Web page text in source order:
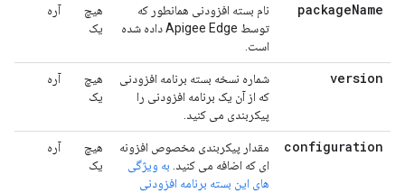
packageName
نام بسته افزودنی همانطور که
توسط Apigee Edge داده شده
است.
هیچ
یک
آره
version
شماره نسخه بسته برنامه افزودنی
که از آن یک برنامه افزودنی را
پیکربندی می کنید.
هیچ
یک
آره
configuration
مقدار پیکربندی مخصوص افزونه
ای که اضافه می کنید. به ویژگی
های این بسته برنامه افزودنی
هیچ
یک
آره